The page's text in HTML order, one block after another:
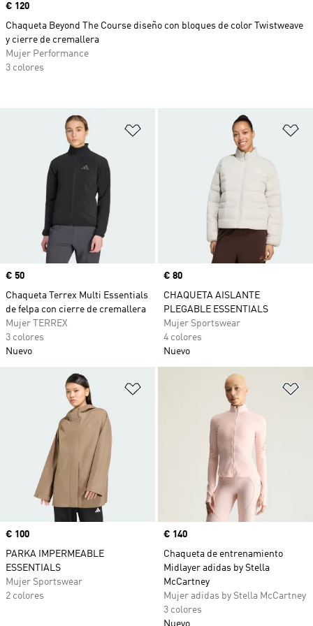
Añadir a la lista de deseos
Precio
€ 50
Chaqueta Terrex Multi Essentials
de felpa con cierre de cremallera
Mujer TERREX
3 colores
Nuevo
Precio
€ 80
CHAQUETA AISLANTE
PLEGABLE ESSENTIALS
Mujer Sportswear
4 colores
Nuevo
Añadir a la lista de deseos
Precio
€ 100
PARKA IMPERMEABLE
ESSENTIALS
Mujer Sportswear
2 colores
Precio
€ 140
Chaqueta de entrenamiento
Midlayer adidas by Stella
McCartney
Mujer adidas by Stella McCartney
3 colores
Precio
€ 120
Chaqueta Beyond The Course diseño con bloques de color Twistweave
y cierre de cremallera
Mujer Performance
3 colores